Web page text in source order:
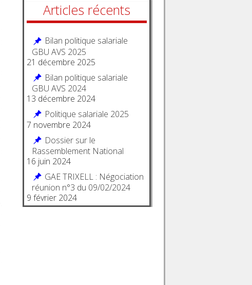
Articles récents
Bilan politique salariale
GBU AVS 2025
21 décembre 2025
Bilan politique salariale
GBU AVS 2024
13 décembre 2024
Politique salariale 2025
7 novembre 2024
Dossier sur le
Rassemblement National
16 juin 2024
GAE TRIXELL : Négociation
réunion n°3 du 09/02/2024
9 février 2024